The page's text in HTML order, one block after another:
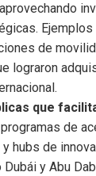
de
lograron
que
programas de
hubs de
y Abu